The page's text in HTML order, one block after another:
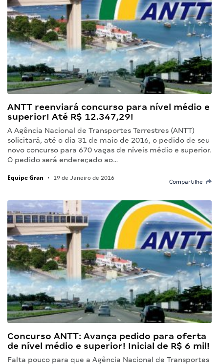
ANTT reenviará concurso para nível médio e
superior! Até R$ 12.347,29!
A Agência Nacional de Transportes Terrestres (ANTT)
solicitará, até o dia 31 de maio de 2016, o pedido de seu
novo concurso para 670 vagas de níveis médio e superior.
O pedido será endereçado ao…
Equipe Gran • 19 de Janeiro de 2016
Compartilhe
Concurso ANTT: Avança pedido para oferta
de nível médio e superior! Inicial de R$ 6 mil!
Falta pouco para que a Agência Nacional de Transportes